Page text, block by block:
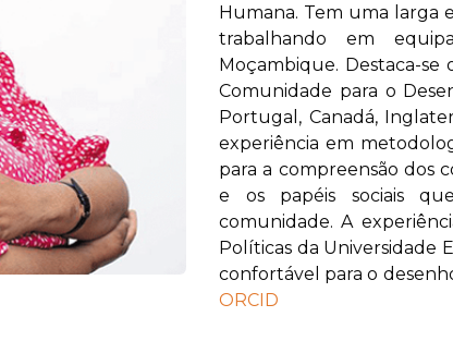
Humana. Tem uma larga
trabalhando em
Moçambique. Destaca-
Comunidade para o
Portugal, Canadá,
experiência em
para a compreensão dos
e os papéis sociais
comunidade. A
Políticas da Universidade
confortável para o
ORCID